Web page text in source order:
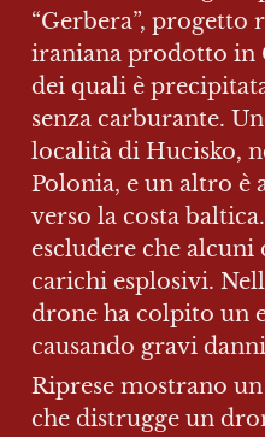
“Gerbera”, progetto
iraniana prodotto in
dei quali è
senza carburante.
località di Hucisko,
Polonia, e un altro è
verso la costa
escludere che
carichi esplosivi.
drone ha colpito un
causando gravi
Riprese mostrano
che distrugge un